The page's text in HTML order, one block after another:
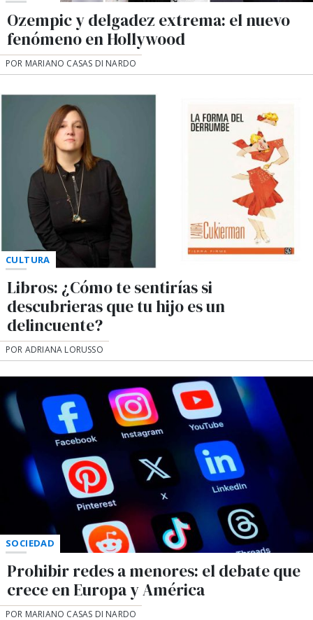
Ozempic y delgadez extrema: el nuevo
fenómeno en Hollywood
POR MARIANO CASAS DI NARDO
CULTURA
Libros: ¿Cómo te sentirías si
descubrieras que tu hijo es un
delincuente?
POR ADRIANA LORUSSO
SOCIEDAD
Prohibir redes a menores: el debate que
crece en Europa y América
POR MARIANO CASAS DI NARDO